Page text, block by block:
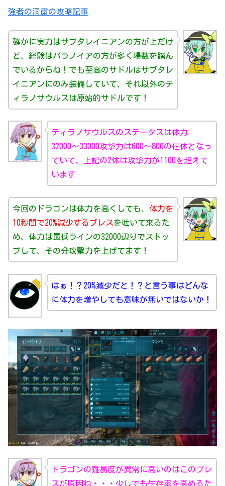
強者の洞窟の攻略記事
確かに実力はサブタレイニアンの方が上だけ
ど、経験はパラノイアの方が多く場数を踏ん
でいるからね！でも至高のサドルはサブタレ
イニアンにのみ装備していて、それ以外のテ
ィラノサウルスは原始的サドルです！
ティラノサウルスのステータスは体力
32000〜33000攻撃力は600〜800の個体となっ
ていて、上記の2体は攻撃力が1100を超えて
います
今回のドラゴンは体力を高くしても、 体力を
10秒間で20%減少するブレスを吐いて来るた
め、体力は最低ラインの32000辺りでストッ
プして、その分攻撃力を上げてます！
はぁ！？20%減少だと！？と言う事はどんな
に体力を増やしても意味が無いではないか！
ドラゴンの難易度が異常に高いのはこのブレ
スが原因ね・・・少しでも生存率を高めるた